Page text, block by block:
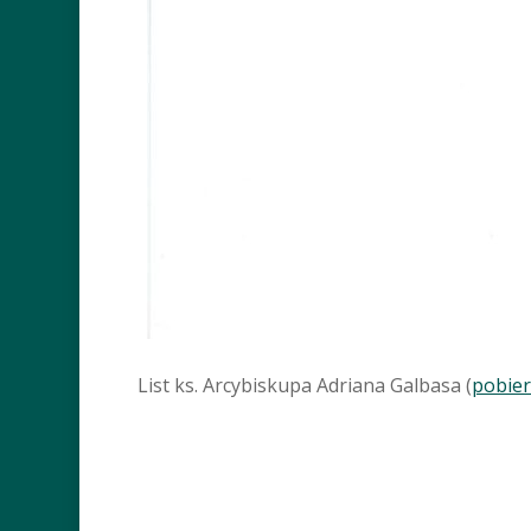
List ks. Arcybiskupa Adriana Galbasa (